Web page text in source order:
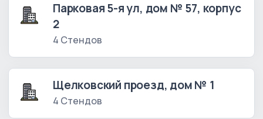
Парковая 5-я ул, дом № 57, корпус
2
4 Стендов
Щелковский проезд, дом № 1
4 Стендов